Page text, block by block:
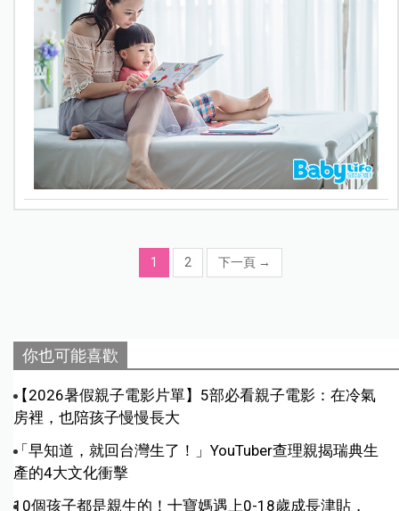
1 2 下一頁 →
你也可能喜歡
【2026暑假親子電影片單】5部必看親子電影：在冷氣
房裡，也陪孩子慢慢長大
「早知道，就回台灣生了！」YouTuber查理親揭瑞典生
產的4大文化衝擊
10個孩子都是親生的！十寶媽遇上0-18歲成長津貼，